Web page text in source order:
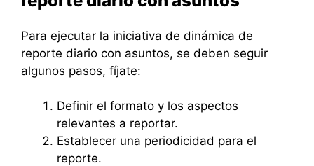
Para ejecutar la iniciativa de dinámica de
reporte diario con asuntos, se deben seguir
algunos pasos, fíjate:
Definir el formato y los aspectos
relevantes a reportar.
Establecer una periodicidad para el
reporte.